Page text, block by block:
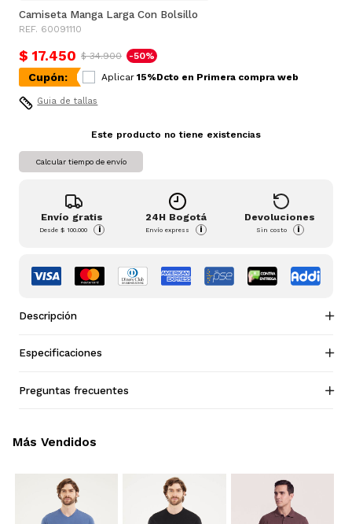
Camiseta Manga Larga Con Bolsillo
REF. 60091110
$ 17.450 $ 34.900 -50%
Cupón: Aplicar 15%Dcto en Primera compra web
Guia de tallas
Este producto no tiene existencias
Calcular tiempo de envío
Envío gratis
Desde$ 100.000 i
24H Bogotá
Envío express i
Devoluciones
Sin costo i
Descripción
Especificaciones
Preguntas frecuentes
Más Vendidos